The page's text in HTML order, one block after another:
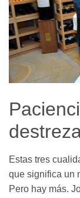
Estas tres
que significa un
Pero hay más.